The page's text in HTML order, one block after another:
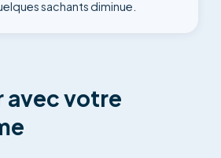
sachants diminue.
votre